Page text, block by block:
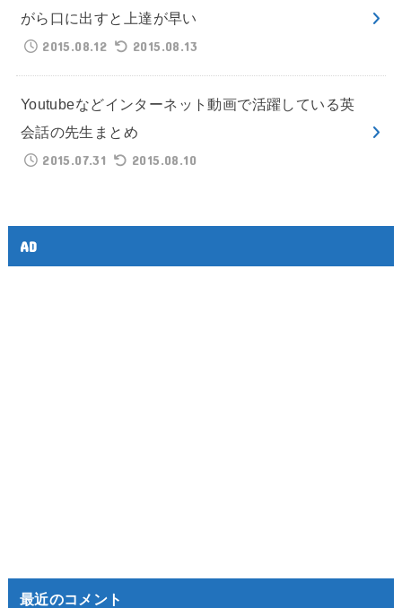
がら口に出すと上達が早い
2015.08.12
2015.08.13
Youtubeなどインターネット動画で活躍している英
会話の先生まとめ
2015.07.31
2015.08.10
AD
最近のコメント